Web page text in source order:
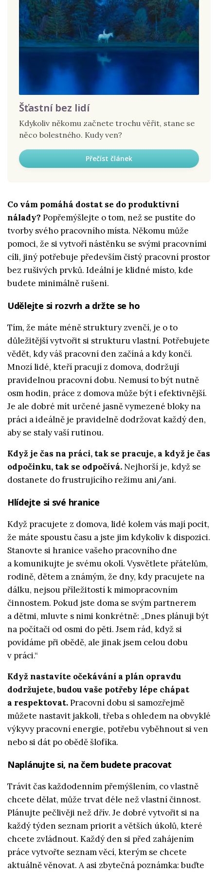
Šťastní bez lidí
Kdykoliv někomu začnete trochu věřit, stane se
něco bolestného. Kudy ven?
Přečíst článek
Co vám pomáhá dostat se do produktivní
nálady? Popřemýšlejte o tom, než se pustíte do
tvorby svého pracovního místa. Někomu může
pomoci, že si vytvoří nástěnku se svými pracovními
cíli, jiný potřebuje především čistý pracovní prostor
bez rušivých prvků. Ideální je klidné místo, kde
budete minimálně rušeni.
Udělejte si rozvrh a držte se ho
Tím, že máte méně struktury zvenčí, je o to
důležitější vytvořit si strukturu vlastní. Potřebujete
vědět, kdy váš pracovní den začíná a kdy končí.
Mnozí lidé, kteří pracují z domova, dodržují
pravidelnou pracovní dobu. Nemusí to být nutně
osm hodin, práce z domova může být i efektivnější.
Je ale dobré mít určené jasně vymezené bloky na
práci a ideálně je pravidelně dodržovat každý den,
aby se staly vaší rutinou.
Když je čas na práci, tak se pracuje, a když je čas
odpočinku, tak se odpočívá. Nejhorší je, když se
dostanete do frustrujícího režimu ani/ani.
Hlídejte si své hranice
Když pracujete z domova, lidé kolem vás mají pocit,
že máte spoustu času a jste jim kdykoliv k dispozici.
Stanovte si hranice vašeho pracovního dne
a komunikujte je svému okolí. Vysvětlete přátelům,
rodině, dětem a známým, že dny, kdy pracujete na
dálku, nejsou příležitostí k mimopracovním
činnostem. Pokud jste doma se svým partnerem
a dětmi, mluvte s nimi konkrétně: „Dnes plánuji být
na počítači od osmi do pěti. Jsem rád, když si
povídáme při obědě, ale jinak jsem celou dobu
v práci.“
Když nastavíte očekávání a plán opravdu
dodržujete, budou vaše potřeby lépe chápat
a respektovat.Pracovní dobu si samozřejmě
můžete nastavit jakkoli, třeba s ohledem na obvyklé
výkyvy pracovní energie, potřebu vyběhnout si ven
nebo si dát po obědě šlofíka.
Naplánujte si, na čem budete pracovat
Trávit čas každodenním přemýšlením, co vlastně
chcete dělat, může trvat déle než vlastní činnost.
Plánujte pečlivěji než dřív. Je dobré vytvořit si na
každý týden seznam priorit a větších úkolů, které
chcete zvládnout. Každý den si před zahájením
práce vytvořte seznam věcí, kterým se chcete
aktuálně věnovat. A asi zbytečná poznámka: buďte